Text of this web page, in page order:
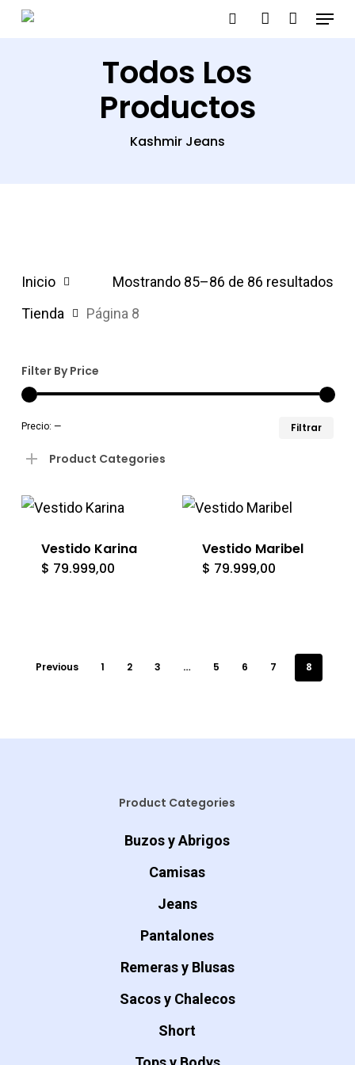
Skip
Menu
Todos Los
Productos
Kashmir Jeans
Mostrando 85–86 de 86 resultados
Inicio
Tienda
Página 8
Filter By Price
Filtrar
Precio: —
Product Categories
Vestido Karina
$ 79.999,00
Vestido Maribel
$ 79.999,00
Previous 1 2 3 … 5 6 7 8
Product Categories
Buzos y Abrigos
Camisas
Jeans
Pantalones
Remeras y Blusas
Sacos y Chalecos
Short